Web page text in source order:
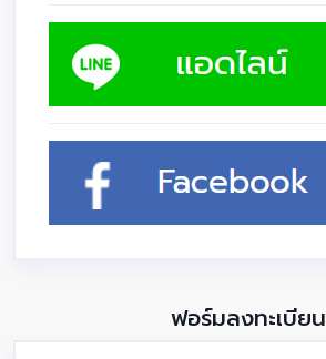
ฟอร์มลงทะเบียน